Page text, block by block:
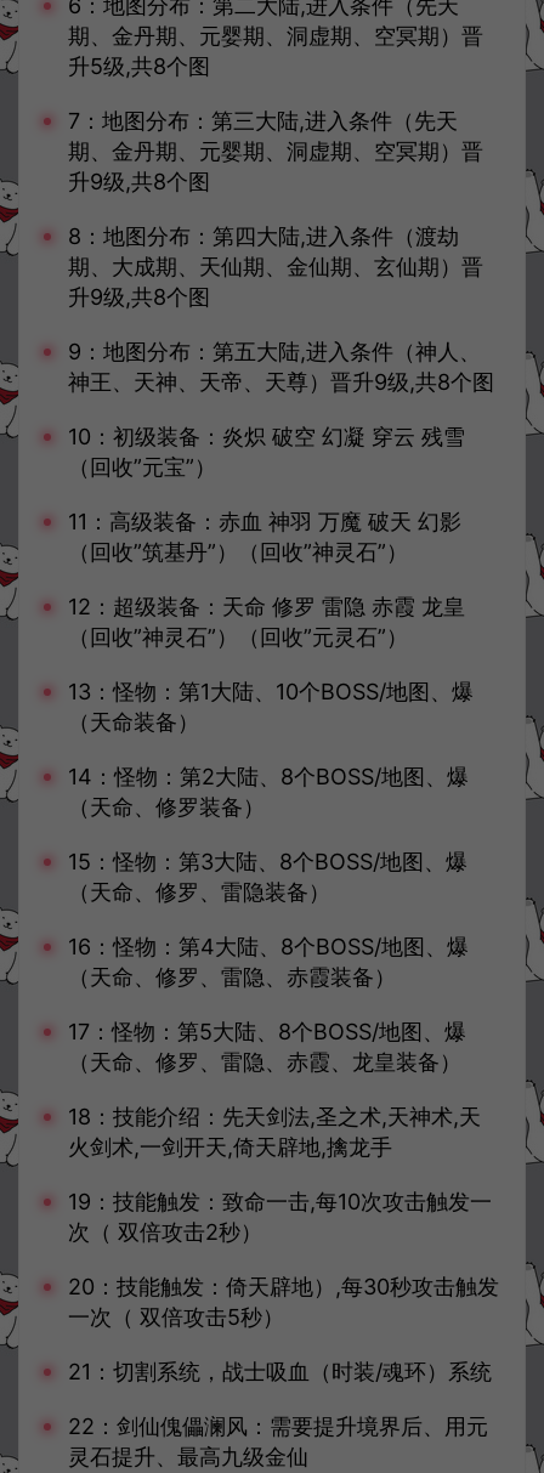
6：地图分布：第二大陆,进入条件（先天
期、金丹期、元婴期、洞虚期、空冥期）晋
升5级,共8个图
7：地图分布：第三大陆,进入条件（先天
期、金丹期、元婴期、洞虚期、空冥期）晋
升9级,共8个图
8：地图分布：第四大陆,进入条件（渡劫
期、大成期、天仙期、金仙期、玄仙期）晋
升9级,共8个图
9：地图分布：第五大陆,进入条件（神人、
神王、天神、天帝、天尊）晋升9级,共8个图
10：初级装备：炎炽 破空 幻凝 穿云 残雪
（回收”元宝”）
11：高级装备：赤血 神羽 万魔 破天 幻影
（回收”筑基丹”）（回收”神灵石”）
12：超级装备：天命 修罗 雷隐 赤霞 龙皇
（回收”神灵石”）（回收”元灵石”）
13：怪物：第1大陆、10个BOSS/地图、爆
（天命装备）
14：怪物：第2大陆、8个BOSS/地图、爆
（天命、修罗装备）
15：怪物：第3大陆、8个BOSS/地图、爆
（天命、修罗、雷隐装备）
16：怪物：第4大陆、8个BOSS/地图、爆
（天命、修罗、雷隐、赤霞装备）
17：怪物：第5大陆、8个BOSS/地图、爆
（天命、修罗、雷隐、赤霞、龙皇装备）
18：技能介绍：先天剑法,圣之术,天神术,天
火剑术,一剑开天,倚天辟地,擒龙手
19：技能触发：致命一击,每10次攻击触发一
次（ 双倍攻击2秒）
20：技能触发：倚天辟地）,每30秒攻击触发
一次（ 双倍攻击5秒）
21：切割系统，战士吸血（时装/魂环）系统
22：剑仙傀儡澜风：需要提升境界后、用元
灵石提升、最高九级金仙